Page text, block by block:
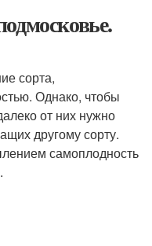
сорта,
Однако, чтобы
от них нужно
другому сорту.
самоплодность